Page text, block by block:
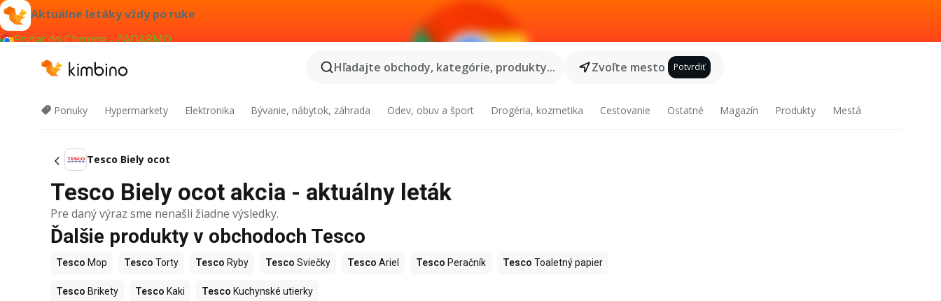
Aktuálne letáky vždy po ruke
Pridať do Chrome - ZADARMO
Hľadajte obchody, kategórie, produkty...
Zvoľte mesto Potvrdiť
Ponuky Hypermarkety Elektronika Bývanie, nábytok, záhrada Odev, obuv a šport Drogéria, kozmetika Cestovanie Ostatné Magazín Produkty Mestá
Tesco Biely ocot
Tesco Biely ocot akcia - aktuálny leták
Pre daný výraz sme nenašli žiadne výsledky.
Ďalšie produkty v obchodoch Tesco
Tesco Mop Tesco Torty Tesco Ryby Tesco Sviečky Tesco Ariel Tesco Peračník Tesco Toaletný papier
Tesco Brikety Tesco Kaki Tesco Kuchynské utierky